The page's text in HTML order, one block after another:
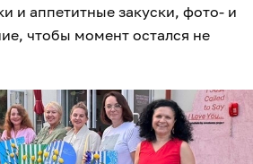
и аппетитные закуски, фото- и
чтобы момент остался не